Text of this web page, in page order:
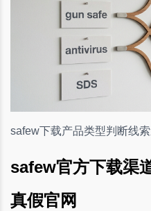
safew下载产品类型判断线
safew官方下载渠
真假官网